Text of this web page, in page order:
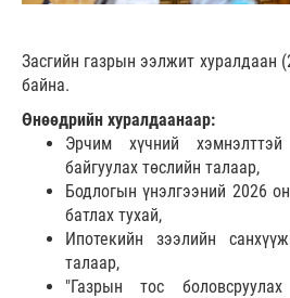
Засгийн газрын ээлжит хуралдаан
байна.
Өнөөдрийн хуралдаанаар:
Эрчим хүчний
байгуулах төслийн талаар,
Бодлогын үнэлгээний 2026
батлах тухай,
Ипотекийн зээлийн
талаар,
"Газрын тос